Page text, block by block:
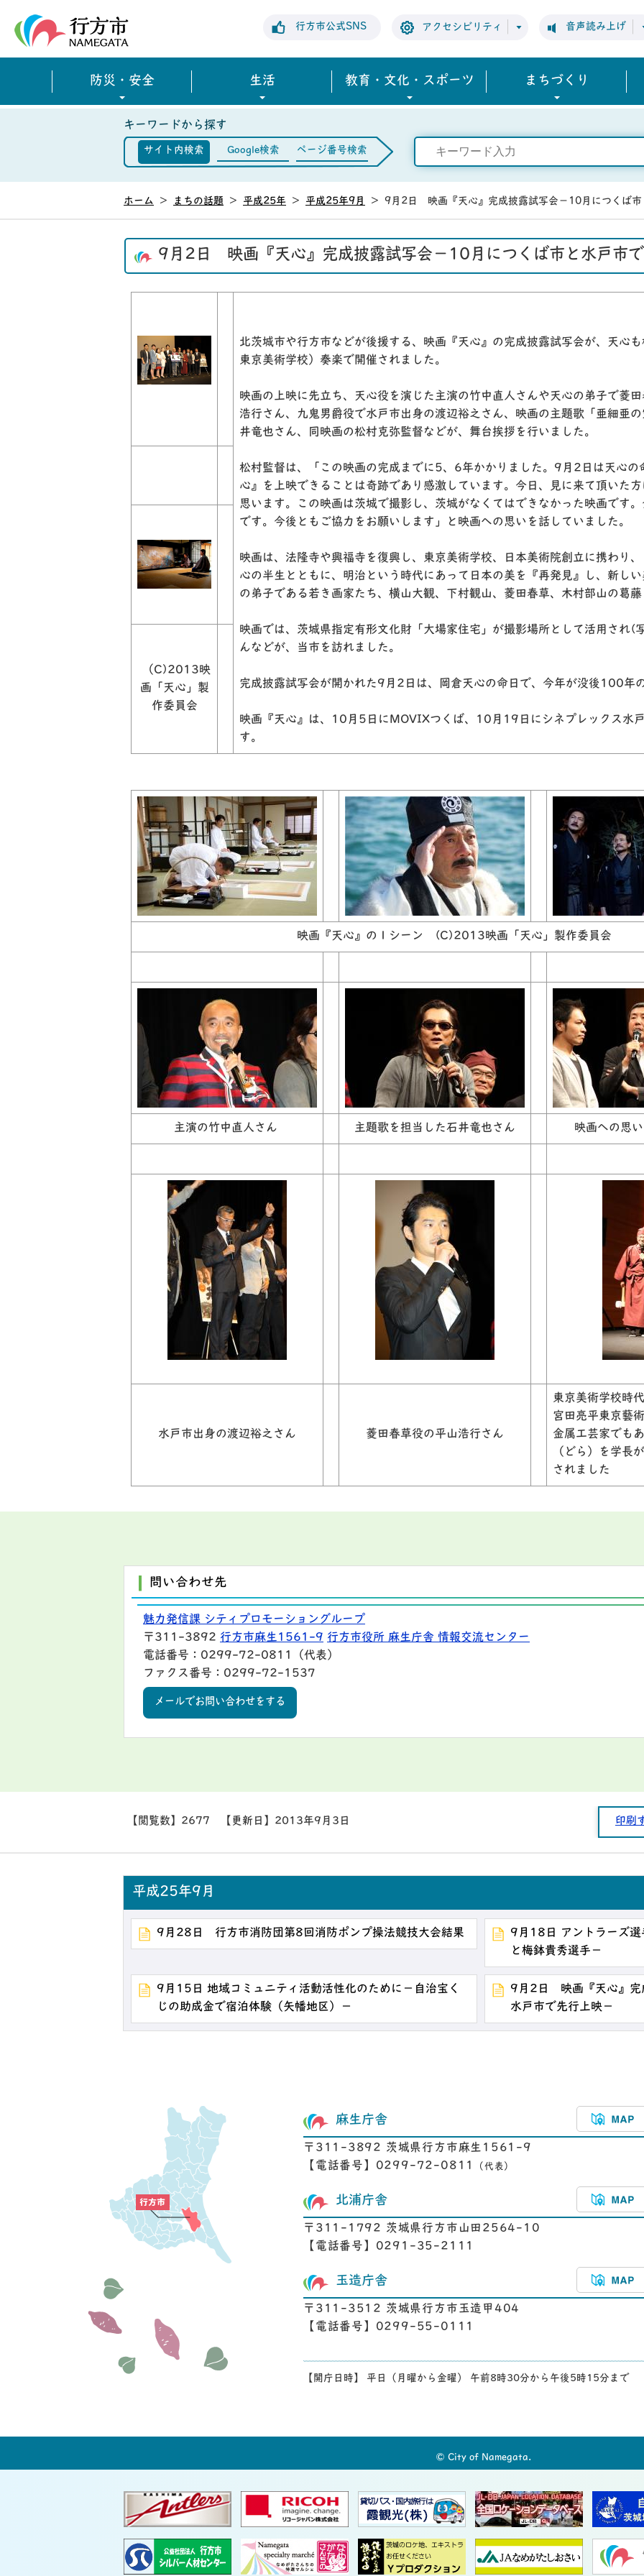
行方市公式SNS アクセシビリティ 音声読み上げ
防災・安全 生活 教育・文化・スポーツ まちづくり
キーワードから探す
サイト内検索 Google検索 ページ番号検索
ホーム > まちの話題 > 平成25年 > 平成25年9月 > 9月2日 映画『天心』完成披露試写会－10月につくば市
9月2日 映画『天心』完成披露試写会－10月につくば市と水戸市
北茨城市や行方市などが後援する、映画『天心』の完成披露試写会が、天心
東京美術学校）奏楽で開催されました。
映画の上映に先立ち、天心役を演じた主演の竹中直人さんや天心の弟子で菱
浩行さん、九鬼男爵役で水戸市出身の渡辺裕之さん、映画の主題歌「亜細亜
井竜也さん、同映画の松村克弥監督などが、舞台挨拶を行いました。
松村監督は、「この映画の完成までに5、6年かかりました。9月2日は天心の
心』を上映できることは奇跡であり感激しています。今日、見に来て頂いた
思います。この映画は茨城で撮影し、茨城がなくてはできなかった映画です
です。今後ともご協力をお願いします」と映画への思いを話していました。
映画は、法隆寺や興福寺を復興し、東京美術学校、日本美術院創立に携わり
心の半生とともに、明治という時代にあって日本の美を『再発見』し、新し
の弟子である若き画家たち、横山大観、下村観山、菱田春草、木村部山の葛
映画では、茨城県指定有形文化財「大場家住宅」が撮影場所として活用され(
んなどが、当市を訪れました。
完成披露試写会が開かれた9月2日は、岡倉天心の命日で、今年が没後100年
映画『天心』は、10月5日にMOVIXつくば、10月19日にシネプレックス水
す。
（C)2013映
画「天心」製
作委員会
映画『天心』の１シーン (C)2013映画「天心」製作委員会
主演の竹中直人さん 主題歌を担当した石井竜也さん 映画への思
水戸市出身の渡辺裕之さん 菱田春草役の平山浩行さん
東京美術学校時
宮田亮平東京藝
金属工芸家でも
（どら）を学長
されました
問い合わせ先
魅力発信課 シティプロモーショングループ
〒311-3892 行方市麻生1561-9 行方市役所 麻生庁舎 情報交流センター
電話番号：0299-72-0811（代表）
ファクス番号：0299-72-1537
メールでお問い合わせをする
【閲覧数】 2677 【更新日】 2013年9月3日 印刷
平成25年9月
9月28日 行方市消防団第8回消防ポンプ操法競技大会結果
9月18日 アントラーズ選
と梅鉢貴秀選手－
9月15日 地域コミュニティ活動活性化のために－自治宝く
じの助成金で宿泊体験（矢幡地区）－
9月2日 映画『天心』完
水戸市で先行上映－
麻生庁舎
〒311-3892 茨城県行方市麻生1561-9
【電話番号】0299-72-0811
（代表）
北浦庁舎
〒311-1792 茨城県行方市山田2564-10
【電話番号】0291-35-2111
玉造庁舎
〒311-3512 茨城県行方市玉造甲404
【電話番号】0299-55-0111
【開庁日時】 平日（月曜から金曜） 午前8時30分から午後5時15分まで
© City of Namegata.